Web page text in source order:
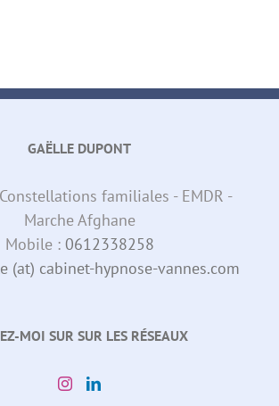
GAËLLE DUPONT
familiales - EMDR -
Marche Afghane
Mobile : 0612338258
(at) cabinet-hypnose-vannes.com
MOI SUR SUR LES RÉSEAUX